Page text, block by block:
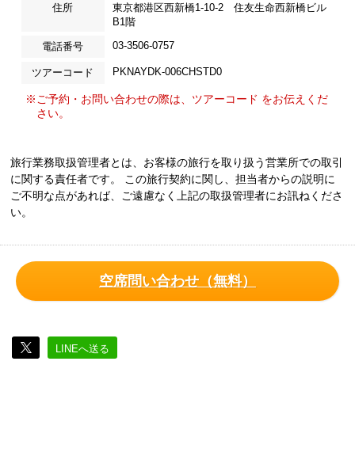
住所
東京都港区西新橋1-10-2 住友生命西新橋ビル
B1階
電話番号 03-3506-0757
ツアーコード PKNAYDK-006CHSTD0
※ご予約・お問い合わせの際は、ツアーコード をお伝えくだ
さい。
旅行業務取扱管理者とは、お客様の旅行を取り扱う営業所での取引
に関する責任者です。 この旅行契約に関し、担当者からの説明に
ご不明な点があれば、ご遠慮なく上記の取扱管理者にお訊ねくださ
い。
空席問い合わせ（無料）
LINEへ送る